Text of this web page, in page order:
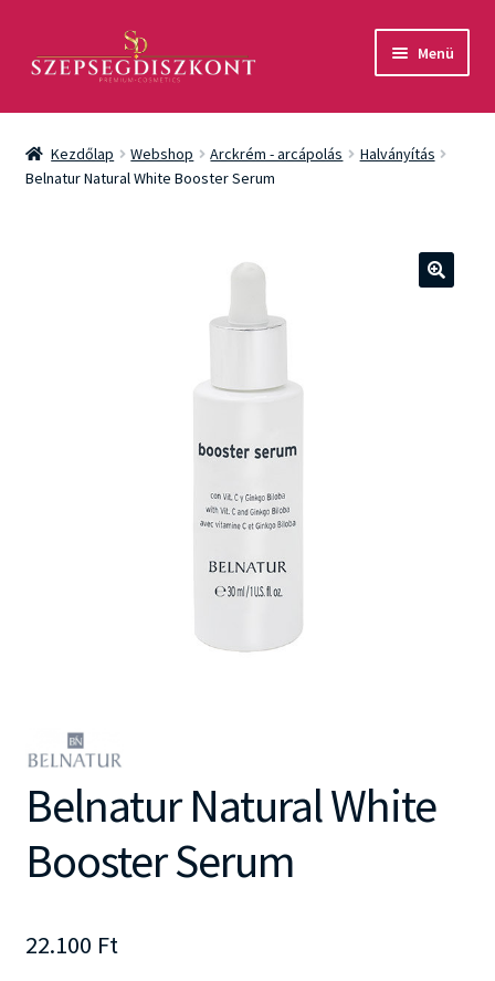
aa
Menü
Akció
Csomagok
Kezdőlap Webshop Arckrém - arcápolás
Halványítás
Belnatur Natural White Booster Serum
Belnatur Natural White
Booster Serum
22.100 Ft